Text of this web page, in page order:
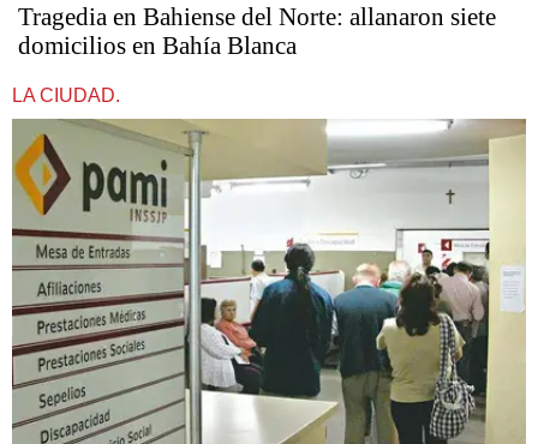
Tragedia en Bahiense del Norte: allanaron siete
domicilios en Bahía Blanca
LA CIUDAD.